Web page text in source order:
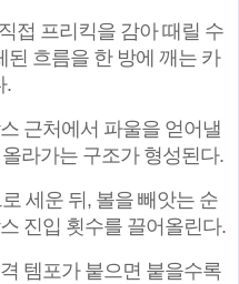
접 프리킥을 감아 때릴 수
된 흐름을 한 방에 깨는 카
.
근처에서 파울을 얻어낼
라가는 구조가 형성된다.
세운 뒤, 볼을 빼앗는 순
진입 횟수를 끌어올린다.
템포가 붙으면 붙을수록